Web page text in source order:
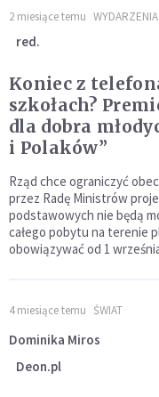
2 miesiące temu WYDARZENIA
red.
Koniec z
szkołach?
dla dobra
i Polaków”
Rząd chce ograniczyć
przez Radę Ministrów
podstawowych nie będą
całego pobytu na terenie
obowiązywać od 1
4 miesiące temu ŚWIAT
Dominika Miros
Deon.pl